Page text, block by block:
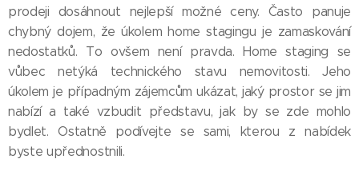
prodeji dosáhnout nejlepší možné ceny. Často panuje
chybný dojem, že úkolem home stagingu je zamaskování
nedostatků. To ovšem není pravda. Home staging se
vůbec netýká technického stavu nemovitosti. Jeho
úkolem je případným zájemcům ukázat, jaký prostor se jim
nabízí a také vzbudit představu, jak by se zde mohlo
bydlet. Ostatně podívejte se sami, kterou z nabídek
byste upřednostnili.